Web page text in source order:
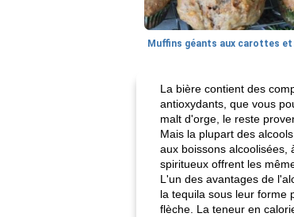
La bière contient des
antioxydants, que vous
malt d'orge, le reste
Mais la plupart des
aux boissons alcoolisées,
spiritueux offrent les
L'un des avantages de
la tequila sous leur forme
flèche. La teneur en